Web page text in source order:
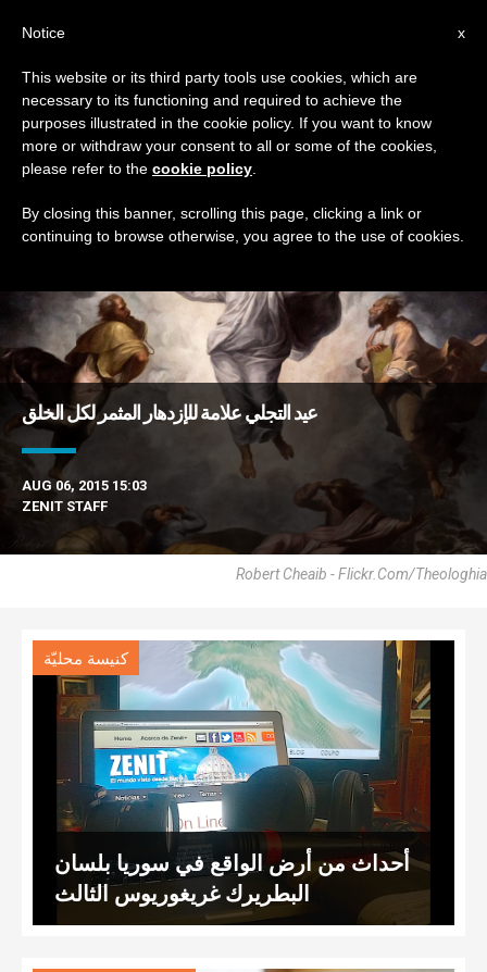
DAY
August 6th, 2015
DERNIÈRES NOUVELLES
عيد التجلي علامة للإزدهار المثمر لكل الخلق
AUG 06, 2015 15:03
ZENIT STAFF
Robert Cheaib - Flickr.com/theologhia
كنيسة محليّة
أحداث من أرض الواقع في سوريا بلسان
البطريرك غريغوريوس الثالث
x
Notice
This website or its third party tools use cookies, which are
necessary to its functioning and required to achieve the
purposes illustrated in the cookie policy. If you want to know
more or withdraw your consent to all or some of the cookies,
please refer to the cookie policy
By closing this banner, scrolling this page, clicking a link or
continuing to browse otherwise, you agree to the use of cookies.